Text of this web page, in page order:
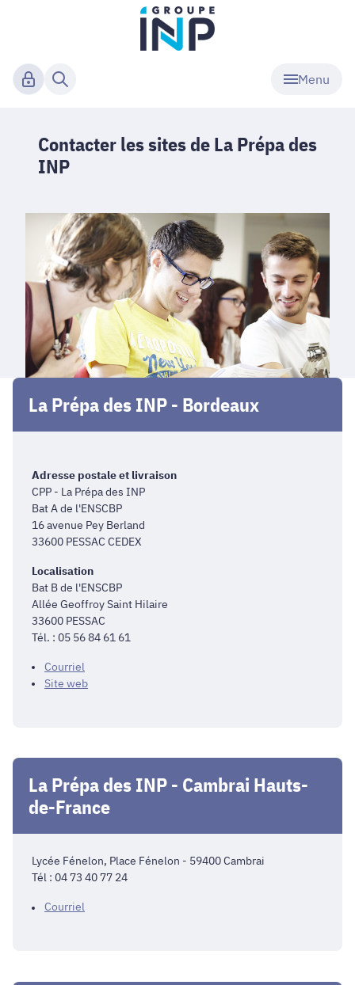
Menu
Contacter les sites de La Prépa des
INP
La Prépa des INP - Bordeaux
Adresse postale et livraison
CPP - La Prépa des INP
Bat A de l'ENSCBP
16 avenue Pey Berland
33600 PESSAC CEDEX
Localisation
Bat B de l'ENSCBP
Allée Geoffroy Saint Hilaire
33600 PESSAC
Tél. : 05 56 84 61 61
Courriel
Site web
La Prépa des INP - Cambrai Hauts-
de-France
Lycée Fénelon, Place Fénelon - 59400 Cambrai
Tél : 04 73 40 77 24
Courriel